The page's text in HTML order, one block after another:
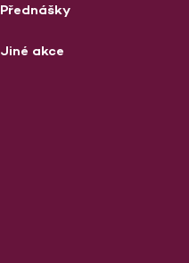
Přednášky
Jiné akce